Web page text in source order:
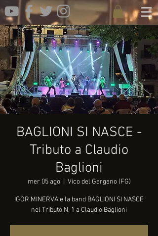
BAGLIONI SI NASCE -
Tributo a Claudio
Baglioni
mer 05 ago
  |
Vico del Gargano (FG)
IGOR MINERVA e la band BAGLIONI SI NASCE
nel Tributo N. 1 a Claudio Baglioni